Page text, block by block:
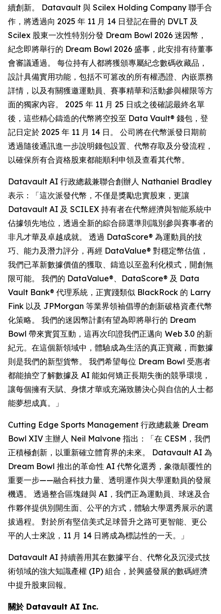
續創新。 Datavault 與 Scilex Holding Company 聯手合
作，將透過向 2025 年 11 月 14 日登記在冊的 DVLT 及
Scilex 股東一次性特別分發 Dream Bowl 2026 迷因幣，
紀念即將舉行的 Dream Bowl 2026 盛事，此安排有待董事
會審議通過。 每位持有人都將獲頒專屬紀念數碼收藏品，
設計具備實用功能，包括不可篡改的所有權憑證、內嵌票務
詳情，以及有關獲邀運動員、賽事精華和活動參與權限等方
面的獨家內容。 2025 年 11 月 25 日或之後確認最終名單
後，這些精心鑄造的代幣將空投至 Data Vault® 錢包，登
記日定於 2025 年 11 月 14 日。 公司將在代幣派發日期前
透過隨後通訊進一步說明錢包設置、代幣存取及分發流程，
以確保所有合資格股東都能順利申領及查看其代幣。
Datavault AI 行政總裁兼聯合創辦人 Nathaniel Bradley
表示：「這次派發代幣，不僅是獎勵忠實股東，更讓
Datavault AI 及 SCILEX 持有者在代幣經濟與智能系統中
佔據領先地位，透過全新的綜合篩選準則識別參與賽事者的
非凡才華及卓越成就。 透過 DataScore® 為運動員的技
巧、能力及潛力評分，再經 DataValue® 對穩定幣估值，
我們已革新數據價值的獲取、鑄造以至盈利化模式，開創無
限可能。 我們的 DataValue®、DataScore® 及 Data
Vault Bank® 代理系統，正實踐類似 BlackRock 的 Larry
Fink 以及 JPMorgan 等業界領袖倡導的創新破格資產代幣
化策略。 我們的迷因幣計劃有望為即將舉行的 Dream
Bowl 帶來實質互動，這再次印證我們正邁向 Web 3.0 的新
紀元。在這個新領域中，體驗成為生活的真正寶藏，而數據
則是我們的新型貨幣。 我們希望每位 Dream Bowl 受惠者
都能抽空了解數據及 AI 能如何矯正長期失衡的競爭環境，
讓每個擁有天賦、身懷才華或充滿致勝決心與自信的人士都
能夢想成真。」
Cutting Edge Sports Management 行政總裁兼 Dream
Bowl XIV 主辦人 Neil Malvone 指出：「在 CESM，我們
正積極創新，以重新確立體育界的未來。 Datavault AI 為
Dream Bowl 推出的革命性 AI 代幣化選秀，象徵顛覆性的
重要一步——融合科技力量、透明運作與大學運動員的發展
機遇。 透過整合區塊鏈與 AI，我們正為運動員、球迷及合
作夥伴提供別開生面、公平的方式，體驗大學選秀展示的選
拔過程。 對於所有堅信美式足球晉升之路可更智能、更公
平的人士來說，11 月 14 日將成為標誌性的一天。」
Datavault AI 持續善用其在數據平台、代幣化及沉浸式技
術領域的強大知識產權 (IP) 組合，於興盛發展的數碼經濟
中提升股東回報。
關於 Datavault AI Inc.